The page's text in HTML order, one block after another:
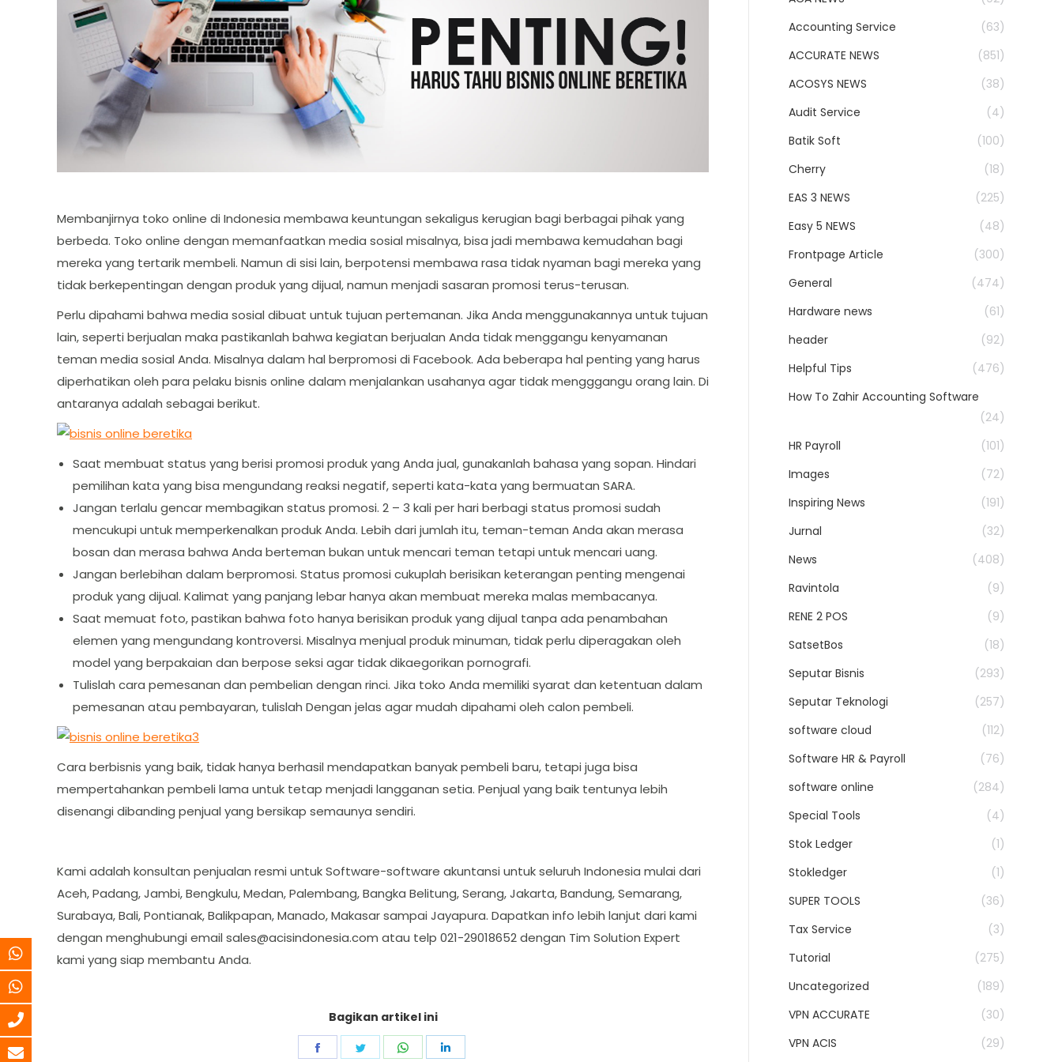
Membanjirnya toko online di Indonesia membawa keuntungan sekaligus kerugian bagi berbagai pihak yang
berbeda. Toko online dengan memanfaatkan media sosial misalnya, bisa jadi membawa kemudahan bagi
mereka yang tertarik membeli. Namun di sisi lain, berpotensi membawa rasa tidak nyaman bagi mereka yang
tidak berkepentingan dengan produk yang dijual, namun menjadi sasaran promosi terus-terusan.
Perlu dipahami bahwa media sosial dibuat untuk tujuan pertemanan. Jika Anda menggunakannya untuk tujuan
lain, seperti berjualan maka pastikanlah bahwa kegiatan berjualan Anda tidak menggangu kenyamanan
teman media sosial Anda. Misalnya dalam hal berpromosi di Facebook. Ada beberapa hal penting yang harus
diperhatikan oleh para pelaku bisnis online dalam menjalankan usahanya agar tidak mengggangu orang lain. Di
antaranya adalah sebagai berikut.
Saat membuat status yang berisi promosi produk yang Anda jual, gunakanlah bahasa yang sopan. Hindari
pemilihan kata yang bisa mengundang reaksi negatif, seperti kata-kata yang bermuatan SARA.
Jangan terlalu gencar membagikan status promosi. 2 – 3 kali per hari berbagi status promosi sudah
mencukupi untuk memperkenalkan produk Anda. Lebih dari jumlah itu, teman-teman Anda akan merasa
bosan dan merasa bahwa Anda berteman bukan untuk mencari teman tetapi untuk mencari uang.
Jangan berlebihan dalam berpromosi. Status promosi cukuplah berisikan keterangan penting mengenai
produk yang dijual. Kalimat yang panjang lebar hanya akan membuat mereka malas membacanya.
Saat memuat foto, pastikan bahwa foto hanya berisikan produk yang dijual tanpa ada penambahan
elemen yang mengundang kontroversi. Misalnya menjual produk minuman, tidak perlu diperagakan oleh
model yang berpakaian dan berpose seksi agar tidak dikaegorikan pornografi.
Tulislah cara pemesanan dan pembelian dengan rinci. Jika toko Anda memiliki syarat dan ketentuan dalam
pemesanan atau pembayaran, tulislah Dengan jelas agar mudah dipahami oleh calon pembeli.
Cara berbisnis yang baik, tidak hanya berhasil mendapatkan banyak pembeli baru, tetapi juga bisa
mempertahankan pembeli lama untuk tetap menjadi langganan setia. Penjual yang baik tentunya lebih
disenangi dibanding penjual yang bersikap semaunya sendiri.
Kami adalah konsultan penjualan resmi untuk Software-software akuntansi untuk seluruh Indonesia mulai dari
Aceh, Padang, Jambi, Bengkulu, Medan, Palembang, Bangka Belitung, Serang, Jakarta, Bandung, Semarang,
Surabaya, Bali, Pontianak, Balikpapan, Manado, Makasar sampai Jayapura. Dapatkan info lebih lanjut dari kami
dengan menghubungi email sales@acisindonesia.com atau telp 021-29018652 dengan Tim Solution Expert
kami yang siap membantu Anda.
Bagikan artikel ini
Share
Share
Share
Accounting Service
(63)
ACCURATE NEWS
(851)
ACOSYS NEWS
(38)
Audit Service
(4)
Batik Soft
(100)
Cherry
(18)
EAS 3 NEWS
(225)
Easy 5 NEWS
(48)
Frontpage Article
(300)
General
(474)
Hardware news
(61)
header
(92)
Helpful Tips
(476)
How To Zahir Accounting Software
(24)
HR Payroll
(101)
Images
(72)
Inspiring News
(191)
Jurnal
(32)
News
(408)
Ravintola
(9)
RENE 2 POS
(9)
SatsetBos
(18)
Seputar Bisnis
(293)
Seputar Teknologi
(257)
software cloud
(112)
Software HR & Payroll
(76)
software online
(284)
Special Tools
(4)
Stok Ledger
(1)
Stokledger
(1)
SUPER TOOLS
(36)
Tax Service
(3)
Tutorial
(275)
Uncategorized
(189)
VPN ACCURATE
(30)
VPN ACIS
(29)